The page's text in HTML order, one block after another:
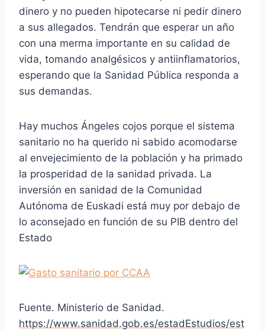
dinero y no pueden hipotecarse ni pedir dinero
a sus allegados. Tendrán que esperar un año
con una merma importante en su calidad de
vida, tomando analgésicos y antiinflamatorios,
esperando que la Sanidad Pública responda a
sus demandas.
Hay muchos Ángeles cojos porque el sistema
sanitario no ha querido ni sabido acomodarse
al envejecimiento de la población y ha primado
la prosperidad de la sanidad privada. La
inversión en sanidad de la Comunidad
Autónoma de Euskadi está muy por debajo de
lo aconsejado en función de su PIB dentro del
Estado
Fuente. Ministerio de Sanidad.
https://www.sanidad.gob.es/estadEstudios/est